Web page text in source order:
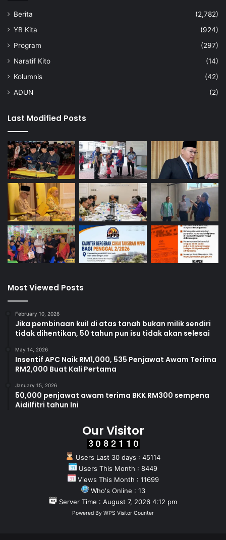
Berita
(2,782)
YB Kita
(924)
Program
(297)
Naratif Kito
(14)
Kolumnis
(42)
ADUN
(2)
Last Modified Posts
Most Viewed Posts
February 10, 2026
Jika pembinaan kuil di atas tanah bukan milik sendiri
tidak dihentikan, 50 tahun pun isu tidak akan selesai
May 14, 2026
Insentif APC Naik RM1,000, 535 Penjawat Awam Terima
RM2,000 Buat Kali Pertama
January 15, 2026
50,000 penjawat awam terima BKK RM300 sempena
Aidilfitri tahun Ini
Our Visitor
Users Last 30 days : 45114
Users This Month : 8449
Views This Month : 11699
Who's Online : 13
Server Time : August 7, 2026 4:12 pm
Powered By WPS Visitor Counter